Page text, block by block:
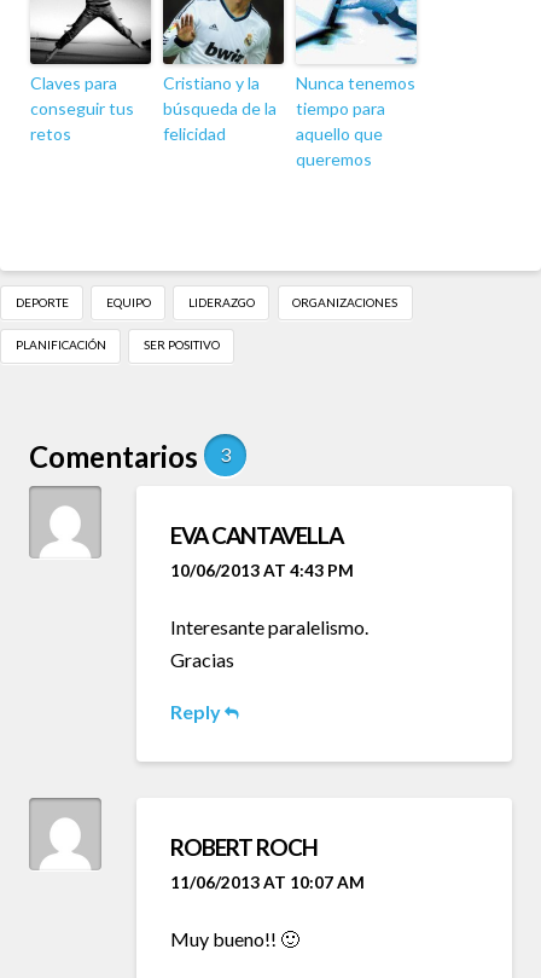
Claves para
conseguir tus
retos
Cristiano y la
búsqueda de la
felicidad
Nunca tenemos
tiempo para
aquello que
queremos
DEPORTE EQUIPO LIDERAZGO ORGANIZACIONES
PLANIFICACIÓN SER POSITIVO
Comentarios 3
EVA CANTAVELLA
10/06/2013 AT 4:43 PM
Interesante paralelismo.
Gracias
Reply
ROBERT ROCH
11/06/2013 AT 10:07 AM
Muy bueno!! 🙂